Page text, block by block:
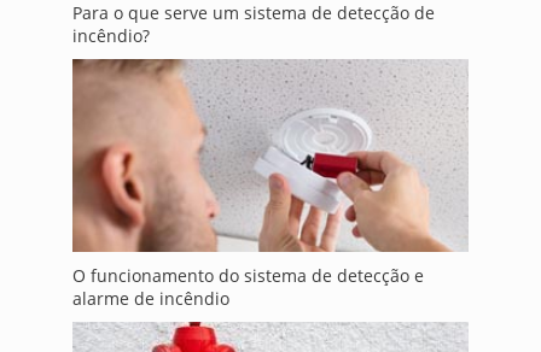
Para o que serve um sistema de detecção de
incêndio?
O funcionamento do sistema de detecção e
alarme de incêndio